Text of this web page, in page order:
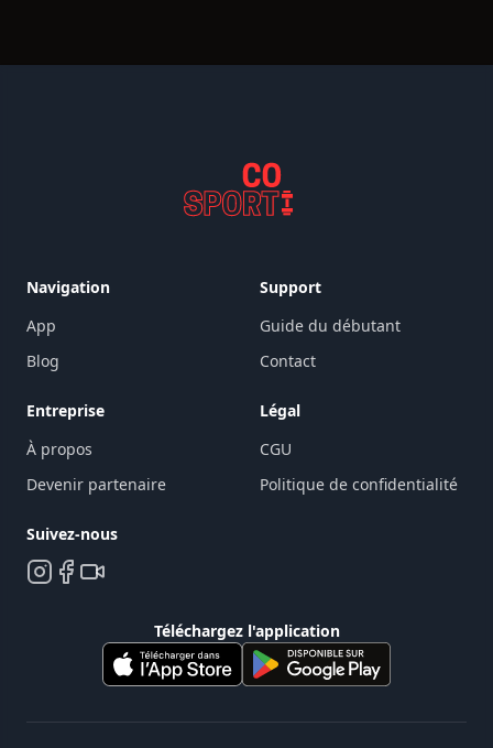
Navigation
App
Blog
Support
Guide du débutant
Contact
Entreprise
À propos
Devenir partenaire
Légal
CGU
Politique de confidentialité
Suivez-nous
Téléchargez l'application